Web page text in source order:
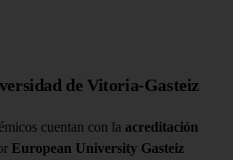
de Vitoria-Gasteiz
cuentan con la acreditación
European University Gasteiz